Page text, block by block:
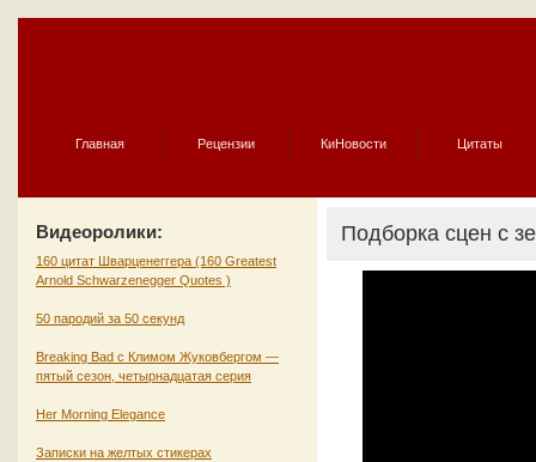
Главная Рецензии КиНовости Цитаты
Видеоролики:
160 цитат Шварценеггера (160 Greatest
Arnold Schwarzenegger Quotes )
50 пародий за 50 секунд
Breaking Bad с Климом Жуковбергом —
пятый сезон, четырнадцатая серия
Her Morning Elegance
Записки на желтых стикерах
Подборка сцен с